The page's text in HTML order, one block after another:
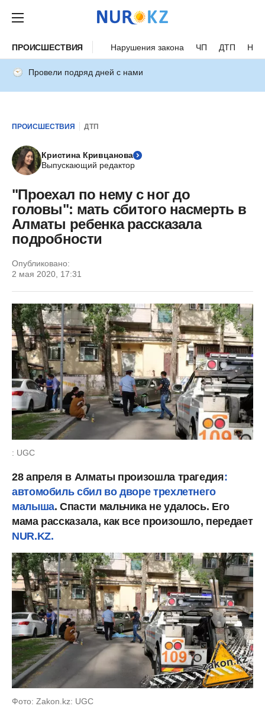
ПРОИСШЕСТВИЯ Нарушения закона ЧП ДТП
Провели подряд дней с нами
ПРОИСШЕСТВИЯ ДТП
Кристина Кривцанова
Выпускающий редактор
"Проехал по нему с ног до
головы": мать сбитого насмерть в
Алматы ребенка рассказала
подробности
Опубликовано:
2 мая 2020, 17:31
: UGC
28 апреля в Алматы произошла трагедия:
автомобиль сбил во дворе трехлетнего
малыша. Спасти мальчика не удалось. Его
мама рассказала, как все произошло, передает
NUR.KZ.
Фото: Zakon.kz: UGC